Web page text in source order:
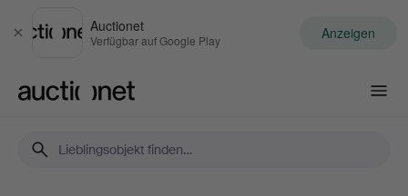
Schließen
Auctionet
Verfügbar auf Google Play Anzeigen